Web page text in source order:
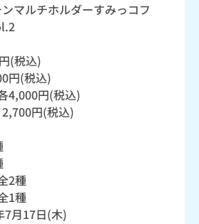
マルチホルダーすみっコフ
(税込)
円(税込)
4,000円(税込)
2,700円(税込)
2種
1種
7月17日(木)